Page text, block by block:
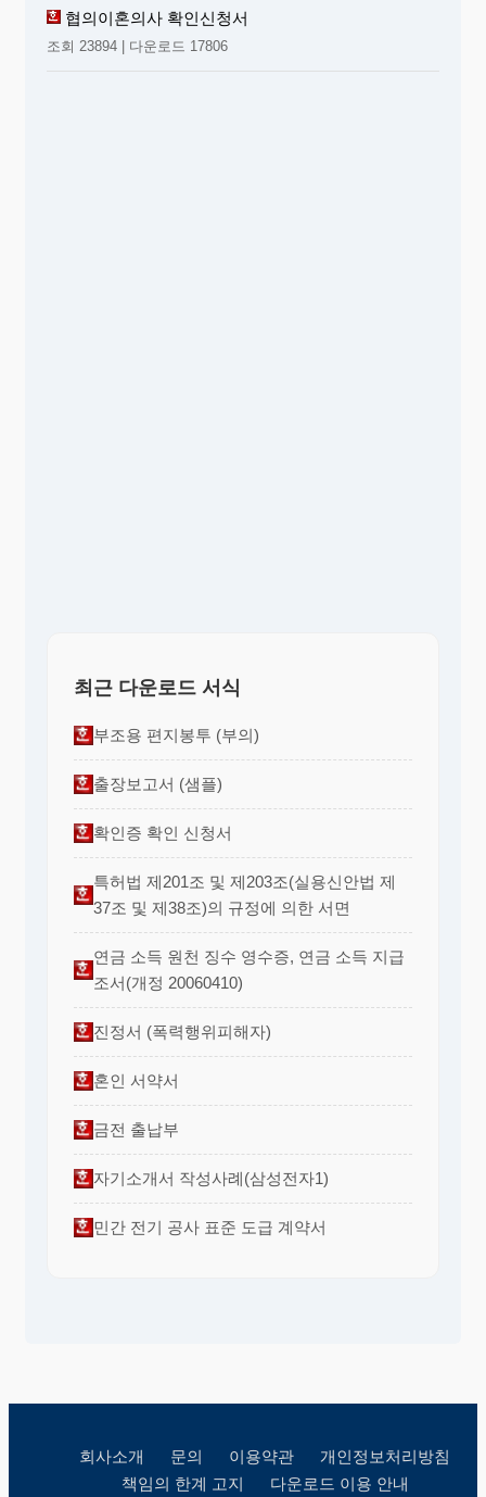
협의이혼의사 확인신청서
조회 23894 | 다운로드 17806
최근 다운로드 서식
부조용 편지봉투 (부의)
출장보고서 (샘플)
확인증 확인 신청서
특허법 제201조 및 제203조(실용신안법 제
37조 및 제38조)의 규정에 의한 서면
연금 소득 원천 징수 영수증, 연금 소득 지급
조서(개정 20060410)
진정서 (폭력행위피해자)
혼인 서약서
금전 출납부
자기소개서 작성사례(삼성전자1)
민간 전기 공사 표준 도급 계약서
회사소개 문의 이용약관
개인정보처리방침
책임의 한계 고지
다운로드 이용 안내